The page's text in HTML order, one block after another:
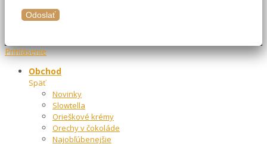
Prihlásenie
Obchod
Späť
Novinky
Slowtella
Orieškové krémy
Orechy v čokoláde
Najobľúbenejšie